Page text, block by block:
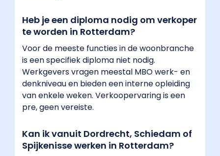
Heb je een diploma nodig om verkoper
te worden in Rotterdam?
Voor de meeste functies in de woonbranche
is een specifiek diploma niet nodig.
Werkgevers vragen meestal MBO werk- en
denkniveau en bieden een interne opleiding
van enkele weken. Verkoopervaring is een
pre, geen vereiste.
Kan ik vanuit Dordrecht, Schiedam of
Spijkenisse werken in Rotterdam?